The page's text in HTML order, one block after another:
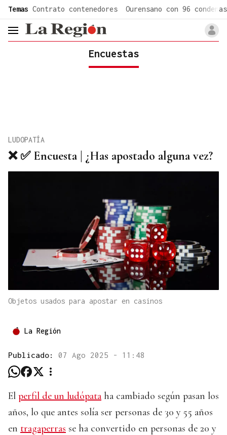
Temas Contrato contenedores Ourensano con 96 condenas
header.menu.open
Encuestas
❌ ✅ Encuesta | ¿Has apostado alguna vez?
LUDOPATÍA
Objetos usados para apostar en casinos
La Región
Publicado: 07 Ago 2025 - 11:48
El perfil de un ludópata ha cambiado según pasan los
años, lo que antes solía ser personas de 30 y 55 años
en tragaperras se ha convertido en personas de 20 y